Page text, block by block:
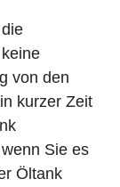
von den
kurzer Zeit
Sie es
Öltank